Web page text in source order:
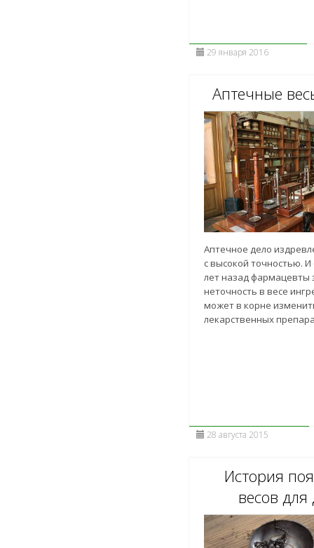
29 января 2016
Аптечные
Аптечное дело
с высокой точностью. И
лет назад фармацевты
неточность в весе
может в корне
лекарственных
28 августа 2015
История
весов для